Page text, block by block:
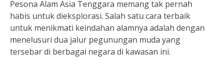
Pesona Alam Asia Tenggara memang tak pernah
habis untuk dieksplorasi. Salah satu cara terbaik
untuk menikmati keindahan alamnya adalah dengan
menelusuri dua jalur pegunungan muda yang
tersebar di berbagai negara di kawasan ini.